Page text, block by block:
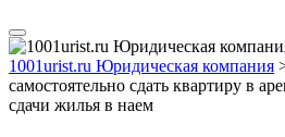
1001urist.ru Юридическая компания
самостоятельно сдать квартиру в
сдачи жилья в наем